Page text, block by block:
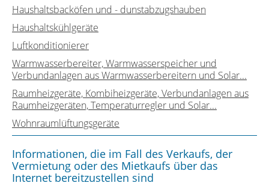
Haushaltsbacköfen und - dunstabzugshauben
Haushaltskühlgeräte
Luftkonditionierer
Warmwasserbereiter, Warmwasserspeicher und
Verbundanlagen aus Warmwasserbereitern und Solar...
Raumheizgeräte, Kombiheizgeräte, Verbundanlagen aus
Raumheizgeräten, Temperaturregler und Solar...
Wohnraumlüftungsgeräte
Informationen, die im Fall des Verkaufs, der
Vermietung oder des Mietkaufs über das
Internet bereitzustellen sind